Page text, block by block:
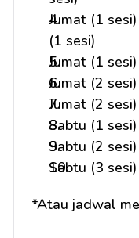
Jumat (1
(1 sesi)
Jumat (1
Jumat (2
Jumat (2
Sabtu (1
Sabtu (2
Sabtu (3 sesi)
*Atau jadwal